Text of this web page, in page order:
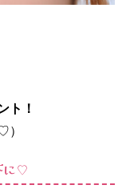
ト！
）
に♡